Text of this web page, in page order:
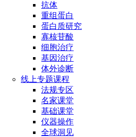
抗体
重组蛋白
蛋白质研究
寡核苷酸
细胞治疗
基因治疗
体外诊断
线上专题课程
法规专区
名家课堂
基础课堂
仪器操作
全球洞见